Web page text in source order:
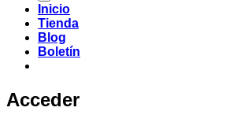
Inicio
Tienda
Blog
Boletín
Acceder